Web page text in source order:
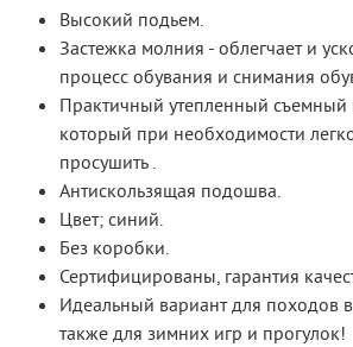
Высокий подьем.
Застежка молния - облегчает и
процесс обувания и снимания
Практичный утепленный съемный
который при необходимости
просушить .
Антискользящая подошва.
Цвет; синий.
Без коробки.
Сертифицированы, гарантия
Идеальный вариант для походов
также для зимних игр и прогулок!